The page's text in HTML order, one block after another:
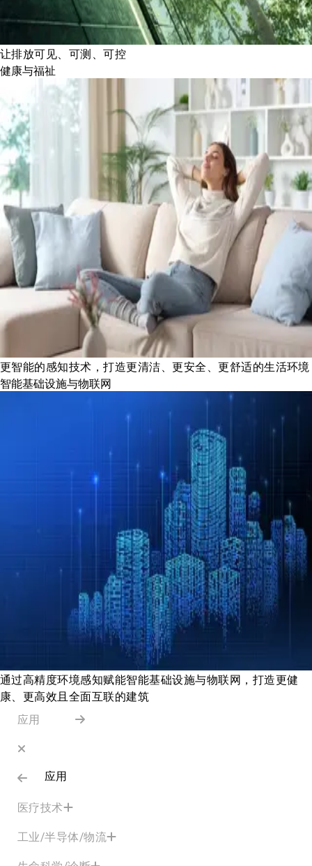
让排放可见、可测、可控
健康与福祉
更智能的感知技术，打造更清洁、更安全、更舒适的生活环境
智能基础设施与物联网
通过高精度环境感知赋能智能基础设施与物联网，打造更健
康、更高效且全面互联的建筑
应用
应用
医疗技术
工业/半导体/物流